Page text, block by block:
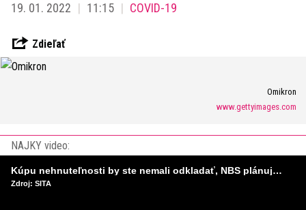
19. 01. 2022 11:15 COVID-19
Zdieľať
Omikron
www.gettyimages.com
NAJKY video:
Kúpu nehnuteľnosti by ste nemali odkladať, NBS plánuje sprísniť pravidlá pri hypotékach
Zdroj: SITA